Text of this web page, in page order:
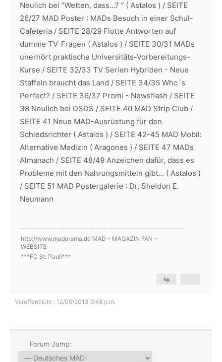
Neulich bei “Wetten, dass…? “ ( Astalos ) / SEITE
26/27 MAD Poster : MADs Besuch in einer Schul-
Cafeteria / SEITE 28/29 Flotte Antworten auf
dumme TV-Fragen ( Astalos ) / SEITE 30/31 MADs
unerhört praktische Universitäts-Vorbereitungs-
Kurse / SEITE 32/33 TV Serien Hybriden - Neue
Staffeln braucht das Land / SEITE 34/35 Who´s
Perfect? / SEITE 36/37 Promi - Newsflash / SEITE
38 Neulich bei DSDS / SEITE 40 MAD Strip Club /
SEITE 41 Neue MAD-Ausrüstung für den
Schiedsrichter ( Astalos ) / SEITE 42-45 MAD Mobil:
Alternative Medizin ( Aragones ) / SEITE 47 MADs
Almanach / SEITE 48/49 Anzeichen dafür, dass es
Probleme mit den Nahrungsmitteln gibt… ( Astalos )
/ SEITE 51 MAD Postergalerie : Dr. Sheldon E.
Neumann
http://www.madorama.de MAD - MAGAZIN FAN -
WEBSITE
***FC St. Pauli***
Veröffentlicht : 12/09/2013 9:48 p.m.
Forum Jump: